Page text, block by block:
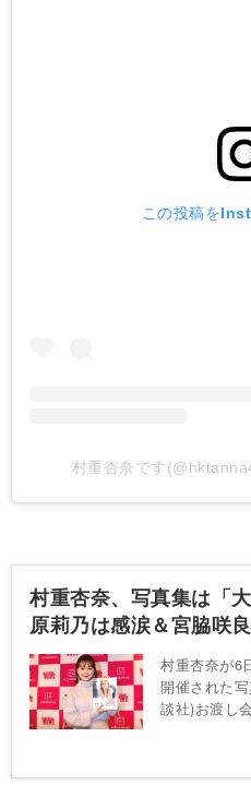
この投稿を
村重杏奈です
村重杏奈、写真集は「
原莉乃は感涙＆宮脇咲
村重杏奈が6
開催された
談社)お渡し
絶対領域を
服で来まし